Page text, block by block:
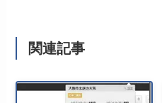
関連記事